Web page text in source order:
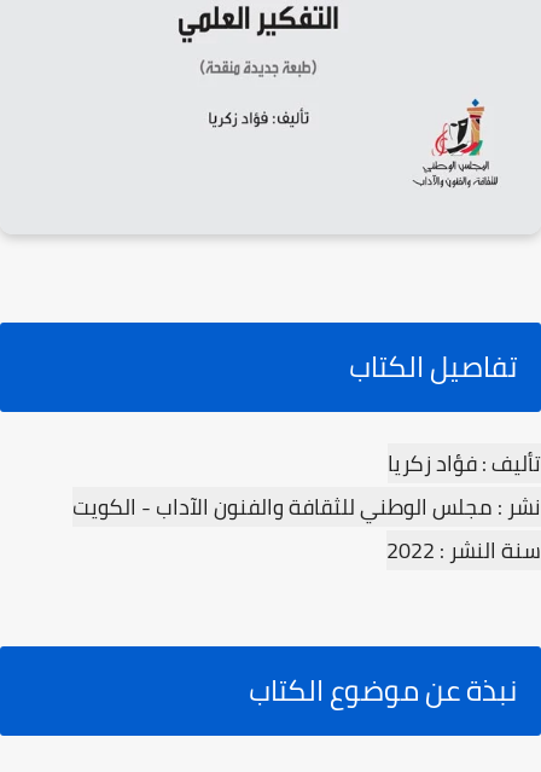
تفاصيل الكتاب
تأليف : فؤاد زكريا
نشر : مجلس الوطني للثقافة والفنون الآداب - الكويت
سنة النشر : 2022
نبذة عن موضوع الكتاب